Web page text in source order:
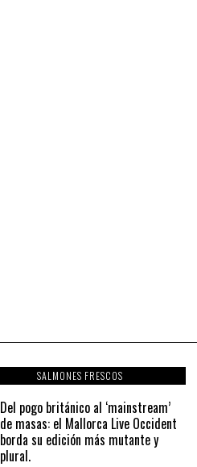
SALMONES FRESCOS
Del pogo británico al ‘mainstream’
de masas: el Mallorca Live Occident
borda su edición más mutante y
plural.